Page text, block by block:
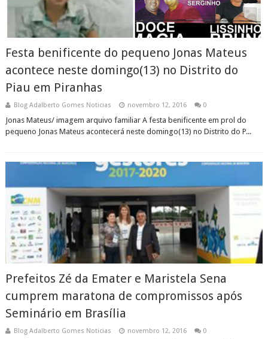
Festa benificente do pequeno Jonas Mateus
acontece neste domingo(13) no Distrito do
Piau em Piranhas
Blog Adalberto Gomes Noticias novembro 12, 2016 0
Jonas Mateus/ imagem arquivo familiar A festa benificente em prol do
pequeno Jonas Mateus acontecerá neste domingo(13) no Distrito do P...
Prefeitos Zé da Emater e Maristela Sena
cumprem maratona de compromissos após
Seminário em Brasília
Blog Adalberto Gomes Noticias novembro 12, 2016 0